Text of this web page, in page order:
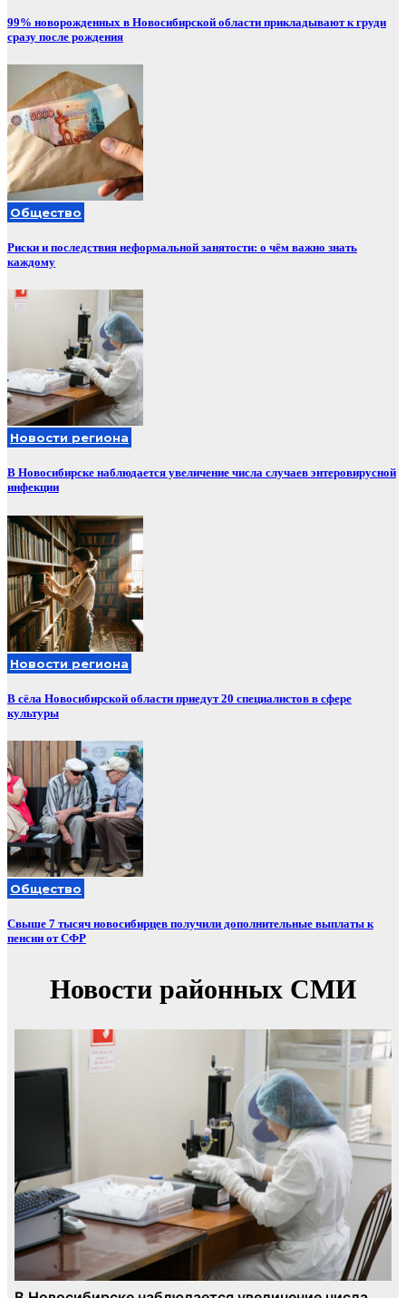
99% новорожденных в Новосибирской области прикладывают к груди
сразу после рождения
Общество
Риски и последствия неформальной занятости: о чём важно знать
каждому
Новости региона
В Новосибирске наблюдается увеличение числа случаев энтеровирусной
инфекции
Новости региона
В сёла Новосибирской области приедут 20 специалистов в сфере
культуры
Общество
Свыше 7 тысяч новосибирцев получили дополнительные выплаты к
пенсии от СФР